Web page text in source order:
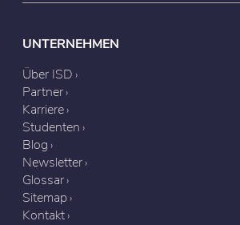
UNTERNEHMEN
Über ISD
Partner
Karriere
Studenten
Blog
Newsletter
Glossar
Sitemap
Kontakt